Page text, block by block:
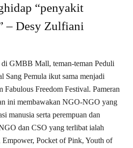
“penyakit
– Desy Zulfiani
GMBB Mall, teman-teman Peduli
Sang Pemula ikut sama menjadi
Fabulous Freedom Festival. Pameran
ini membawakan NGO-NGO yang
manusia serta perempuan dan
dan CSO yang terlibat ialah
Empower, Pocket of Pink, Youth of